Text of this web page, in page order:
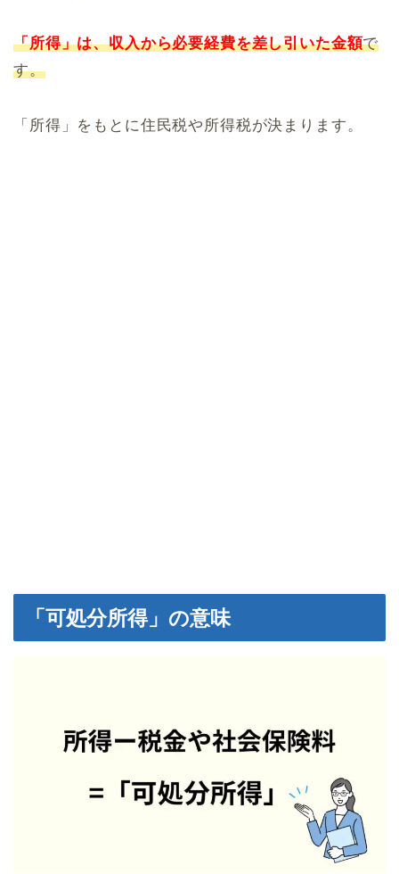
「所得」は、収入から必要経費を差し引いた金額で
す。
「所得」をもとに住民税や所得税が決まります。
「可処分所得」の意味